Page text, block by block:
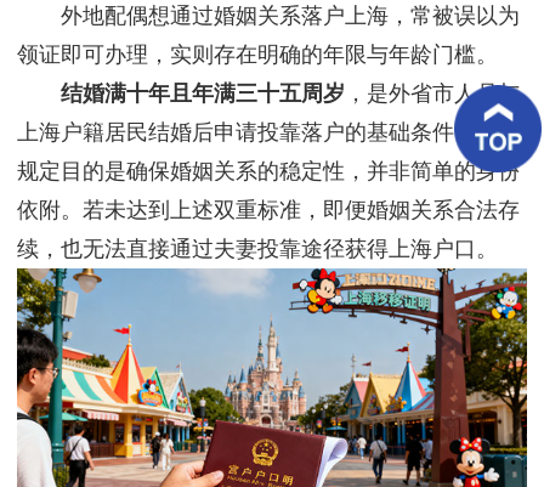
客
户
客
户
好
新
闻
资
讯
联
系
们
外地配偶想通过婚姻关系落户上海，常被误以为
领证即可办理，实则存在明确的年限与年龄门槛。
结婚满十年且年满三十五周岁 ，是外省市人员与
上海户籍居民结婚后申请投靠落户的基础条件。这一
规定目的是确保婚姻关系的稳定性，并非简单的身份
依附。若未达到上述双重标准，即便婚姻关系合法存
续，也无法直接通过夫妻投靠途径获得上海户口。